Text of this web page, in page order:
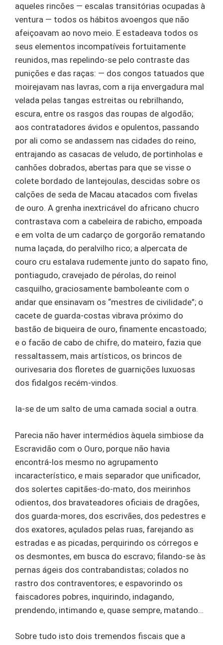
aqueles rincões — escalas transitórias ocupadas à
ventura — todos os hábitos avoengos que não
afeiçoavam ao novo meio. E estadeava todos os
seus elementos incompatíveis fortuitamente
reunidos, mas repelindo-se pelo contraste das
punições e das raças: — dos congos tatuados que
moirejavam nas lavras, com a rija envergadura mal
velada pelas tangas estreitas ou rebrilhando,
escura, entre os rasgos das roupas de algodão;
aos contratadores ávidos e opulentos, passando
por ali como se andassem nas cidades do reino,
entrajando as casacas de veludo, de portinholas e
canhões dobrados, abertas para que se visse o
colete bordado de lantejoulas, descidas sobre os
calções de seda de Macau atacados com fivelas
de ouro. A grenha inextricável do africano chucro
contrastava com a cabeleira de rabicho, empoada
e em volta de um cadarço de gorgorão rematando
numa laçada, do peralvilho rico; a alpercata de
couro cru estalava rudemente junto do sapato fino,
pontiagudo, cravejado de pérolas, do reinol
casquilho, graciosamente bamboleante com o
andar que ensinavam os “mestres de civilidade”; o
cacete de guarda-costas vibrava próximo do
bastão de biqueira de ouro, finamente encastoado;
e o facão de cabo de chifre, do mateiro, fazia que
ressaltassem, mais artísticos, os brincos de
ourivesaria dos floretes de guarnições luxuosas
dos fidalgos recém-vindos.
Ia-se de um salto de uma camada social a outra.
Parecia não haver intermédios àquela simbiose da
Escravidão com o Ouro, porque não havia
encontrá-los mesmo no agrupamento
incaracterístico, e mais separador que unificador,
dos solertes capitães-do-mato, dos meirinhos
odientos, dos bravateadores oficiais de dragões,
dos guarda-mores, dos escrivães, dos pedestres e
dos exatores, açulados pelas ruas, farejando as
estradas e as picadas, perquirindo os córregos e
os desmontes, em busca do escravo; filando-se às
pernas ágeis dos contrabandistas; colados no
rastro dos contraventores; e espavorindo os
faiscadores pobres, inquirindo, indagando,
prendendo, intimando e, quase sempre, matando…
Sobre tudo isto dois tremendos fiscais que a